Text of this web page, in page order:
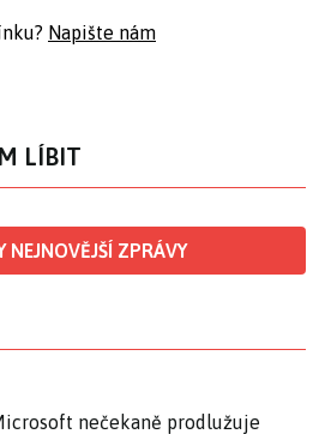
Napište nám
LÍBIT
NEJNOVĚJŠÍ ZPRÁVY
nečekaně prodlužuje